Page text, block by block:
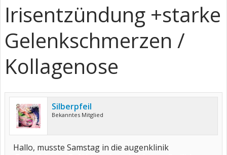
Irisentzündung +starke
Gelenkschmerzen /
Kollagenose
Silberpfeil
Bekanntes Mitglied
Hallo, musste Samstag in die augenklinik